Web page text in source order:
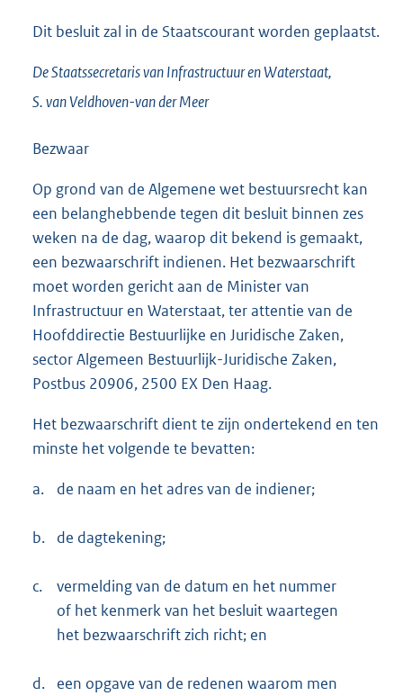
Dit besluit zal in de Staatscourant worden geplaatst.
De Staatssecretarisvan Infrastructuur en Waterstaat,
S. vanVeldhoven-van der Meer
Bezwaar
Op grond van de Algemene wet bestuursrecht kan
een belanghebbende tegen dit besluit binnen zes
weken na de dag, waarop dit bekend is gemaakt,
een bezwaarschrift indienen. Het bezwaarschrift
moet worden gericht aan de Minister van
Infrastructuur en Waterstaat, ter attentie van de
Hoofddirectie Bestuurlijke en Juridische Zaken,
sector Algemeen Bestuurlijk-Juridische Zaken,
Postbus 20906, 2500 EX Den Haag.
Het bezwaarschrift dient te zijn ondertekend en ten
minste het volgende te bevatten:
a. de naam en het adres van de indiener;
b. de dagtekening;
c.
vermelding van de datum en het nummer
of het kenmerk van het besluit waartegen
het bezwaarschrift zich richt; en
d.
een opgave van de redenen waarom men